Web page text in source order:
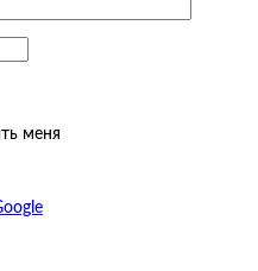
меня